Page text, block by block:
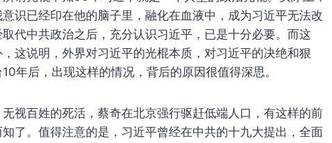
识已经印在他的脑子里，融化在血液中，成为习近平无法改
代中共政治之后，充分认识习近平，已是十分必要。而这
这说明，外界对习近平的光棍本质，对习近平的决绝和狠
年后，出现这样的情况，背后的原因很值得深思。
视百姓的死活，蔡奇在北京强行驱赶低端人口，有这样的前
了。值得注意的是，习近平曾经在中共的十九大提出，全面